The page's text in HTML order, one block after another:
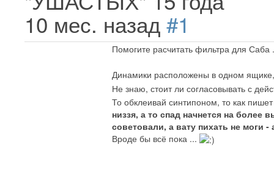
10 мес. назад #1
Помогите расчитать фильтра для
Динамики расположены в одном
Не знаю, стоит ли согласовывать с
То обклеивай синтипоном, то как
низзя, а то спад начнется на
советовали, а вату пихать не моги -
Вроде бы всё пока ...